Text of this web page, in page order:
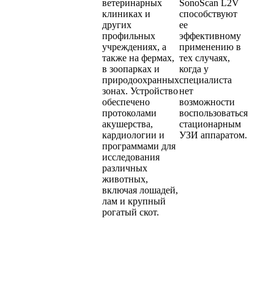
ветеринарных
клиниках и
других
профильных
учреждениях, а
также на фермах,
в зоопарках и
природоохранных
зонах. Устройство
обеспечено
протоколами
акушерства,
кардиологии и
программами для
исследования
различных
животных,
включая лошадей,
лам и крупный
рогатый скот.
SonoScan L2V
способствуют
ее
эффективному
применению в
тех случаях,
когда у
специалиста
нет
возможности
воспользоваться
стационарным
УЗИ аппаратом.